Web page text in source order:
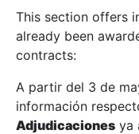
Show/Hide
Show/Hide
This section offers
already been
contracts:
A partir del 3 de
información
Adjudicaciones ya